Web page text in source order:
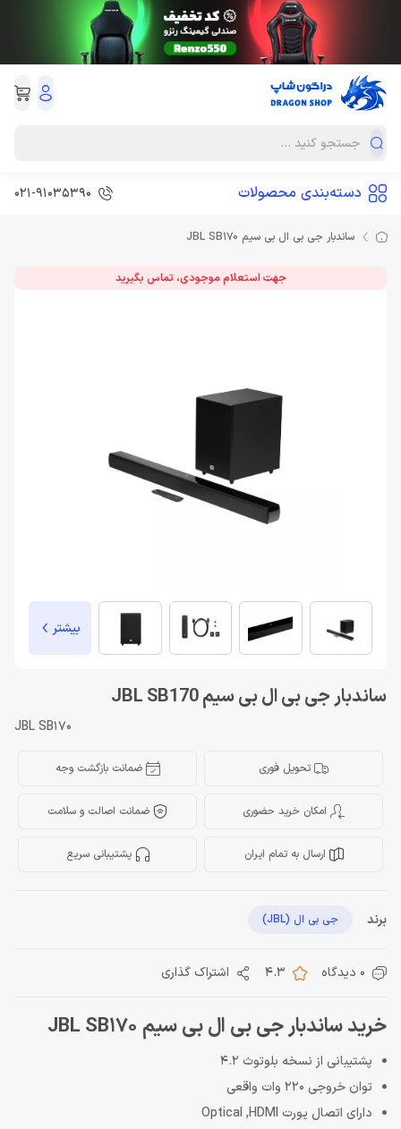
دسته‌بندی محصولات 021-91035390
ساندبار جی بی ال بی سیم JBL SB170
جهت استعلام موجودی، تماس بگیرید
بیشتر
ساندبار جی بی ال بی سیم JBL SB170
JBL SB170
تحویل فوری ضمانت بازگشت وجه
امکان خرید حضوری ضمانت اصالت و سلامت
ارسال به تمام ایران پشتیبانی سریع
برند جی بی ال (JBL)
0 دیدگاه 4.3 اشتراک گذاری
خرید ساندبار جی بی ال بی سیم JBL SB170
پشتیبانی از نسخه بلوتوث 4.2
توان خروجی 220 وات واقعی
دارای اتصال پورت Optical ,HDMI